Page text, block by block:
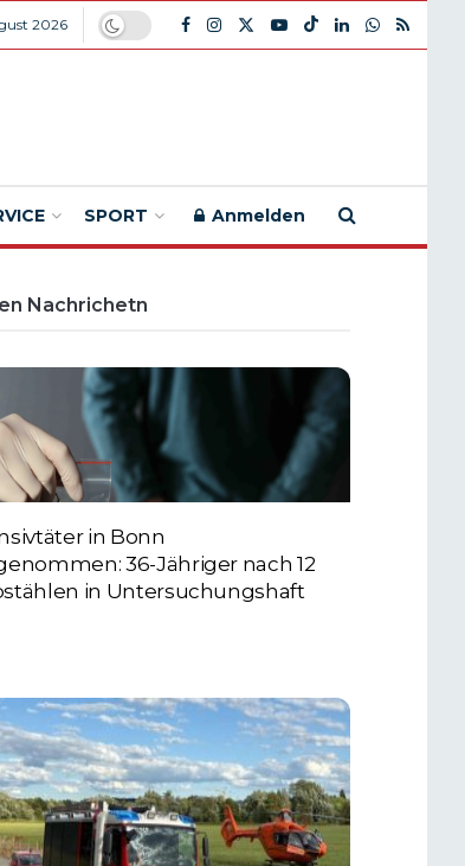
2026
SPORT Anmelden
Nachrichetn
in Bonn
36-Jähriger nach 12
in Untersuchungshaft